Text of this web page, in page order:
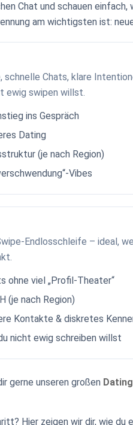
Chat und schauen
am wichtigsten ist:
schnelle Chats, klare
ewig swipen willst.
ins Gespräch
Dating
(je nach Region)
Vibes
Endlosschleife – ideal,
ohne viel „Profil-Theater“
(je nach Region)
Kontakte & diskretes
nicht ewig schreiben willst
gerne unseren großen
Hier zeigen wir dir, wie du